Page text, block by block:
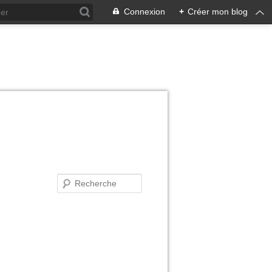
Connexion + Créer mon blog